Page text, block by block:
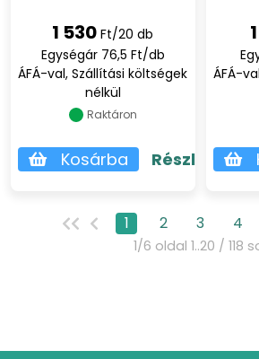
1 530 Ft/20 db
Egységár 76,5 Ft/db
ÁFÁ-val, Szállítási költségek
nélkül
Raktáron
Kosárba Részletek
ÁFÁ-
1 2 3 4
1/6 oldal 1..20 / 118